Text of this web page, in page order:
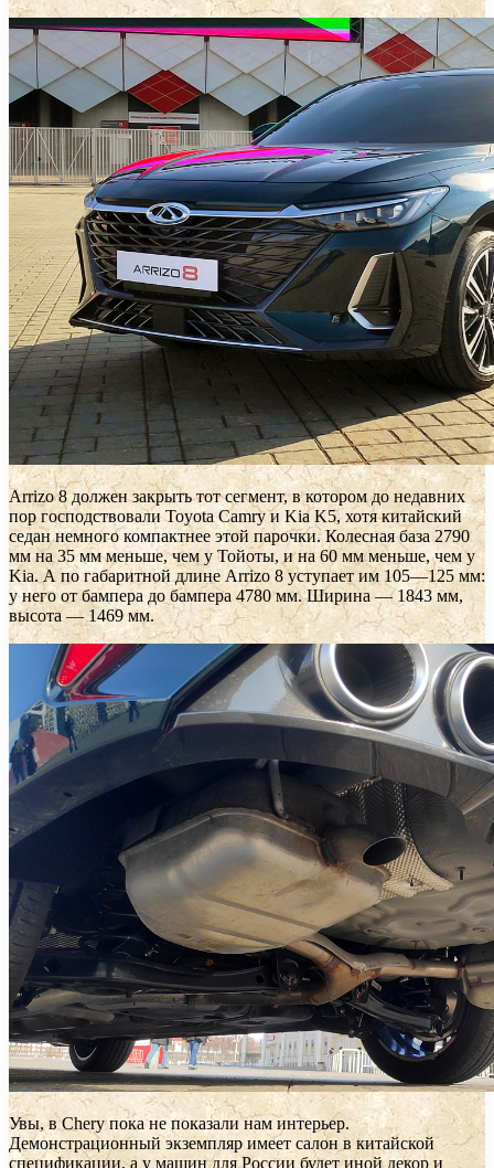
Arrizo 8 должен закрыть тот сегмент, в котором до недавних
пор господствовали Toyota Camry и Kia K5, хотя китайский
седан немного компактнее этой парочки. Колесная база 2790
мм на 35 мм меньше, чем у Тойоты, и на 60 мм меньше, чем у
Kia. А по габаритной длине Arrizo 8 уступает им 105—125 мм:
у него от бампера до бампера 4780 мм. Ширина — 1843 мм,
высота — 1469 мм.
Увы, в Chery пока не показали нам интерьер.
Демонстрационный экземпляр имеет салон в китайской
спецификации, а у машин для России будет иной декор и